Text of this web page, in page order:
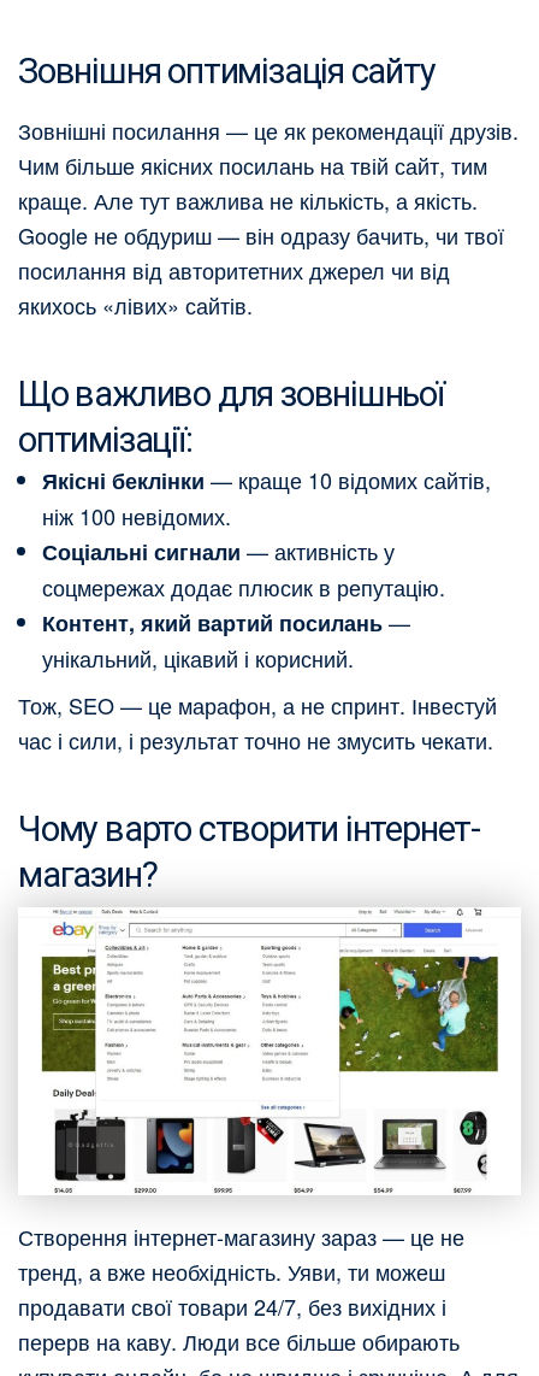
Зовнішня оптимізація сайту
Зовнішні посилання — це як рекомендації друзів.
Чим більше якісних посилань на твій сайт, тим
краще. Але тут важлива не кількість, а якість.
Google не обдуриш — він одразу бачить, чи твої
посилання від авторитетних джерел чи від
якихось «лівих» сайтів.
Що важливо для зовнішньої
оптимізації:
Якісні беклінки — краще 10 відомих сайтів,
ніж 100 невідомих.
Соціальні сигнали — активність у
соцмережах додає плюсик в репутацію.
Контент, який вартий посилань—
унікальний, цікавий і корисний.
Тож, SEO — це марафон, а не спринт. Інвестуй
час і сили, і результат точно не змусить чекати.
Чому варто створити інтернет-
магазин?
Створення інтернет-магазину зараз — це не
тренд, а вже необхідність. Уяви, ти можеш
продавати свої товари 24/7, без вихідних і
перерв на каву. Люди все більше обирають